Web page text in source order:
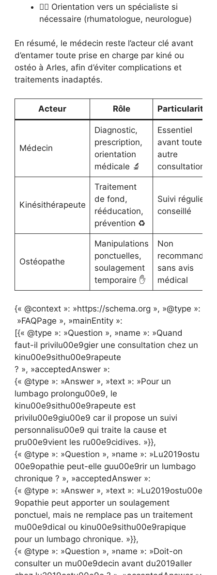
👩‍⚕️ Orientation vers un spécialiste si
nécessaire (rhumatologue, neurologue)
En résumé, le médecin reste l’acteur clé avant
d’entamer toute prise en charge par kiné ou
ostéo à Arles, afin d’éviter complications et
traitements inadaptés.
Acteur Rôle Particularités
Médecin
Diagnostic,
prescription,
orientation
médicale 🔬
Essentiel
avant toute
autre
consultation
Kinésithérapeute
Traitement
de fond,
rééducation,
prévention ♻️
Suivi régulier
conseillé
Ostéopathe
Manipulations
ponctuelles,
soulagement
temporaire ✋
Non
recommandé
sans avis
médical
{« @context »: »https://schema.org », »@type »:
»FAQPage », »mainEntity »:
[{« @type »: »Question », »name »: »Quand
faut-il privilu00e9gier une consultation chez un
kinu00e9sithu00e9rapeute
? », »acceptedAnswer »:
{« @type »: »Answer », »text »: »Pour un
lumbago prolongu00e9, le
kinu00e9sithu00e9rapeute est
privilu00e9giu00e9 car il propose un suivi
personnalisu00e9 qui traite la cause et
pru00e9vient les ru00e9cidives. »}},
{« @type »: »Question », »name »: »Lu2019ostu
00e9opathie peut-elle guu00e9rir un lumbago
chronique ? », »acceptedAnswer »:
{« @type »: »Answer », »text »: »Lu2019ostu00e
9opathie peut apporter un soulagement
ponctuel, mais ne remplace pas un traitement
mu00e9dical ou kinu00e9sithu00e9rapique
pour un lumbago chronique. »}},
{« @type »: »Question », »name »: »Doit-on
consulter un mu00e9decin avant du2019aller